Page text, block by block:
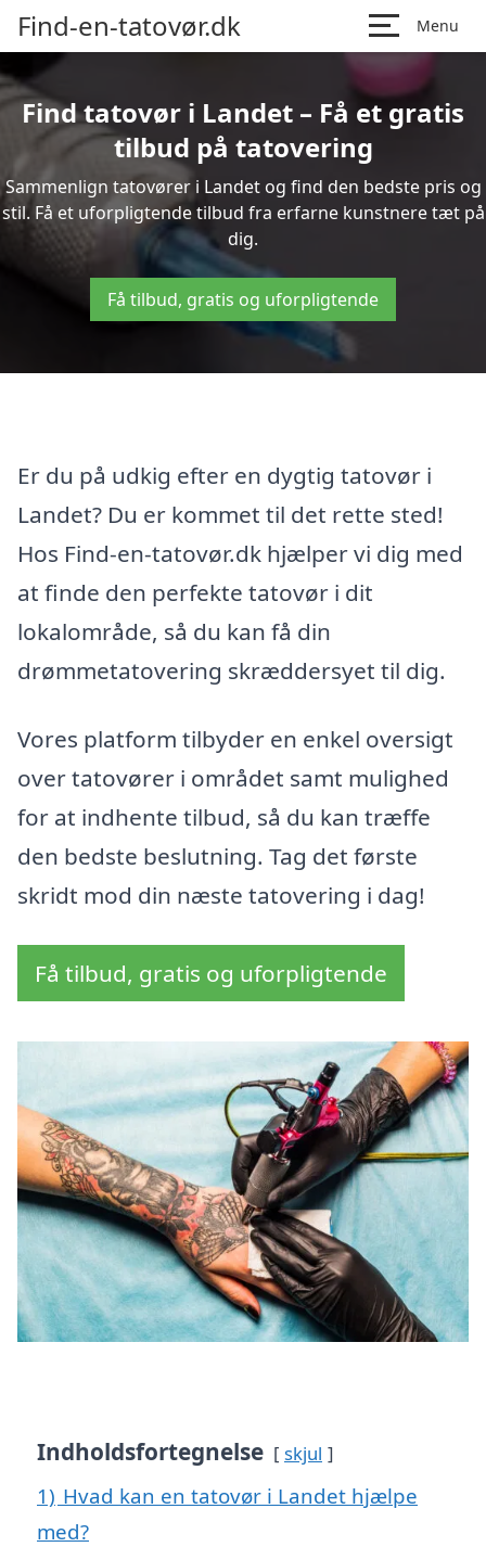
Find-en-tatovør.dk Menu
Find tatovør i Landet – Få et gratis
tilbud på tatovering
Sammenlign tatovører i Landet og find den bedste pris og
stil. Få et uforpligtende tilbud fra erfarne kunstnere tæt på
dig.
Få tilbud, gratis og uforpligtende
Er du på udkig efter en dygtig tatovør i
Landet? Du er kommet til det rette sted!
Hos Find-en-tatovør.dk hjælper vi dig med
at finde den perfekte tatovør i dit
lokalområde, så du kan få din
drømmetatovering skræddersyet til dig.
Vores platform tilbyder en enkel oversigt
over tatovører i området samt mulighed
for at indhente tilbud, så du kan træffe
den bedste beslutning. Tag det første
skridt mod din næste tatovering i dag!
Få tilbud, gratis og uforpligtende
Indholdsfortegnelse skjul
1) Hvad kan en tatovør i Landet hjælpe
med?